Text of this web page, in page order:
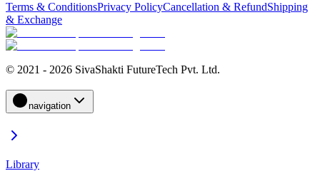
Terms & ConditionsPrivacy PolicyCancellation & RefundShipping
& Exchange
© 2021 - 2026 SivaShakti FutureTech Pvt. Ltd.
navigation
Library